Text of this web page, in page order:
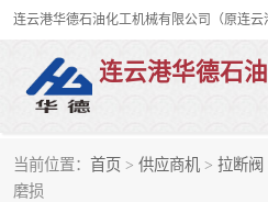
当前位置： 首页 > 供应商机 > 拉断阀
磨损陆用流体装卸臂